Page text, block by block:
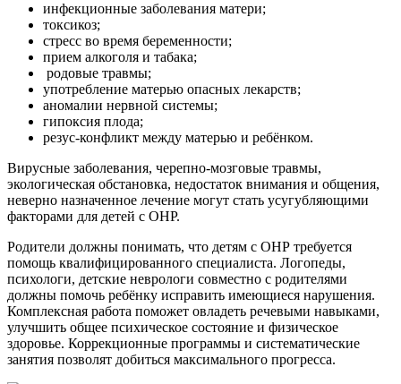
инфекционные заболевания матери;
токсикоз;
стресс во время беременности;
прием алкоголя и табака;
родовые травмы;
употребление матерью опасных лекарств;
аномалии нервной системы;
гипоксия плода;
резус-конфликт между матерью и ребёнком.
Вирусные заболевания, черепно-мозговые травмы,
экологическая обстановка, недостаток внимания и общения,
неверно назначенное лечение могут стать усугубляющими
факторами для детей с ОНР.
Родители должны понимать, что детям с ОНР требуется
помощь квалифицированного специалиста. Логопеды,
психологи, детские неврологи совместно с родителями
должны помочь ребёнку исправить имеющиеся нарушения.
Комплексная работа поможет овладеть речевыми навыками,
улучшить общее психическое состояние и физическое
здоровье. Коррекционные программы и систематические
занятия позволят добиться максимального прогресса.